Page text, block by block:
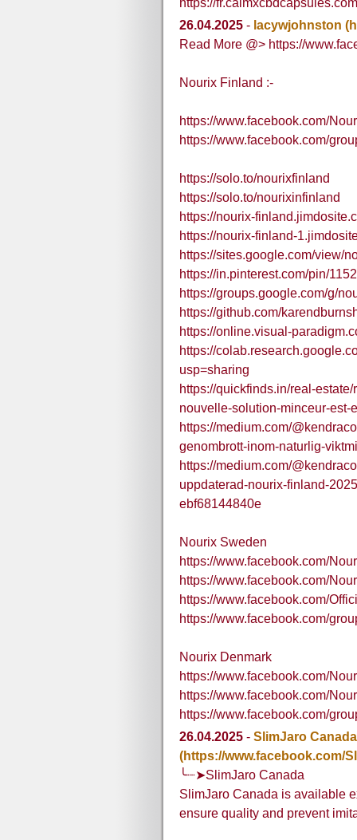
https://
26.04.2025 - lacywjohnston
Read More @> https://
Nourix Finland :-
https://www.facebook.com/
https://www.facebook.com/
https://solo.to/nourixfinland
https://solo.to/nourixinfinland
https://nourix-
https://nourix-finland-
https://sites.google.com/view/
https://in.pinterest.com/pin/
https://groups.google.com/g/
https://github.com/
https://online.visual-
https://
usp=sharing
https://quickfinds.in/real-
nouvelle-solution-minceur-est-
https://medium.com/
genombrott-inom-naturlig-
https://medium.com/
uppdaterad-nourix-finland-
ebf68144840e
Nourix Sweden
https://www.facebook.com/
https://www.facebook.com/
https://www.facebook.com/
https://www.facebook.com/
Nourix Denmark
https://www.facebook.com/
https://www.facebook.com/
https://www.facebook.com/
26.04.2025 - SlimJaro Canada
(https://www.facebook.com/
╰┈➤SlimJaro Canada
SlimJaro Canada is available
ensure quality and prevent